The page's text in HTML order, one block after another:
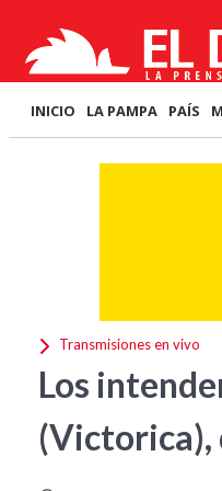
INICIO LA PAMPA PAÍS
Transmisiones en vivo
Los
(Victorica),